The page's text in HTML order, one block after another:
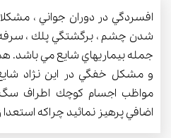
افسردگي در دوران جواني ،
شدن چشم ، برگشتگي پلك ،
جمله بيماريهاي شايع مي باشد.
و مشكل خفگي در اين نژاد شايع
مواظب اجسام كوچك اطراف سگ
اضافي پرهيز نمائيد چراكه